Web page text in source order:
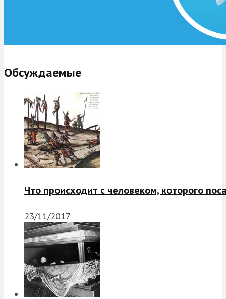
Обсуждаемые
Что происходит с человеком, которого
23/11/2017